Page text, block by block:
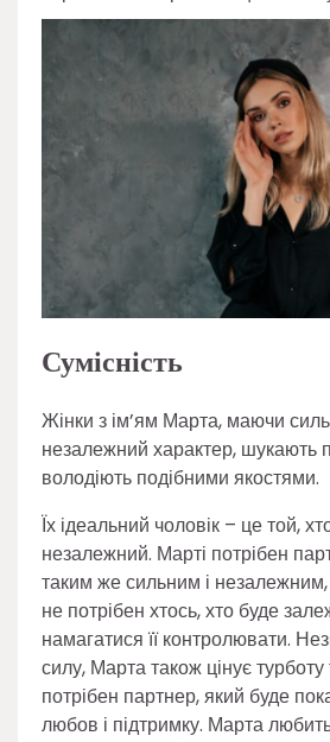
Сумісність
Жінки з ім’ям Марта, маючи
незалежний характер, шукають
володіють подібними якостями.
Їх ідеальний чоловік – це той,
незалежний. Марті потрібен
таким же сильним і
не потрібен хтось, хто буде
намагатися її контролювати.
силу, Марта також цінує турботу
потрібен партнер, який буде
любов і підтримку. Марта